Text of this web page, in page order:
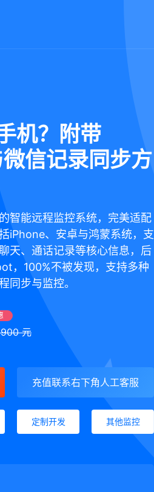
机？附带
信记录同步方
智能远程监控系统，完美适配
iPhone、安卓与鸿蒙系统，支
天、通话记录等核心信息，后
，100%不被发现，支持多种
同步与监控。
元
充值联系右下角人工客服
定制开发 其他监控